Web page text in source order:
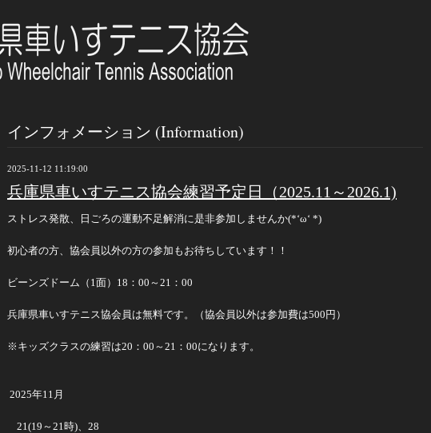
インフォメーション (Information)
2025-11-12 11:19:00
兵庫県車いすテニス協会練習予定日（2025.11～2026.1)
ストレス発散、日ごろの運動不足解消に是非参加しませんか(*‘ω‘ *)
初心者の方、協会員以外の方の参加もお待ちしています！！
ビーンズドーム（1面）18：00～21：00
兵庫県車いすテニス協会員は無料です。（協会員以外は参加費は500円）
※キッズクラスの練習は20：00～21：00になります。
2025年11月
21(19～21時)、28